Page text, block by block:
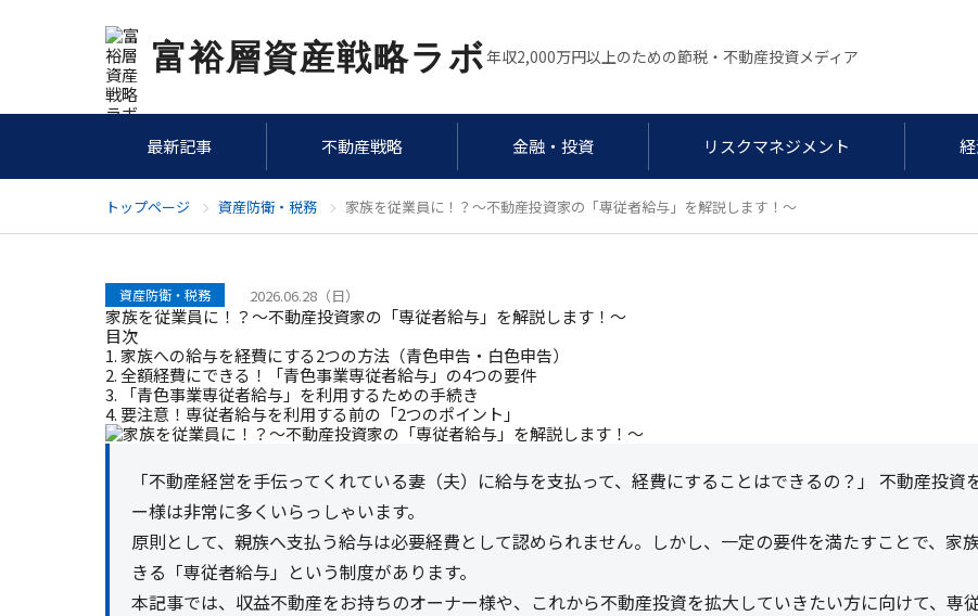
富裕層資産戦略ラボ年収2,000万円以上のための節税・不動産投資メディア
最新記事 不動産戦略 金融・投資 リスクマネジメント
トップページ 資産防衛・税務 家族を従業員に！？～不動産投資家の「専従者給与」を解説します！～
資産防衛・税務 2026.06.28（日）
家族を従業員に！？～不動産投資家の「専従者給与」を解説します！～
目次
1. 家族への給与を経費にする2つの方法（青色申告・白色申告）
2. 全額経費にできる！「青色事業専従者給与」の4つの要件
3. 「青色事業専従者給与」を利用するための手続き
4. 要注意！専従者給与を利用する前の「2つのポイント」
「不動産経営を手伝ってくれている妻（夫）に給与を支払って、経費にすることはできるの？」 不動産投
ー様は非常に多くいらっしゃいます。
原則として、親族へ支払う給与は必要経費として認められません。しかし、一定の要件を満たすことで、家
きる 「専従者給与」 という制度があります。
本記事では、収益不動産をお持ちのオーナー様や、これから不動産投資を拡大していきたい方に向けて、専